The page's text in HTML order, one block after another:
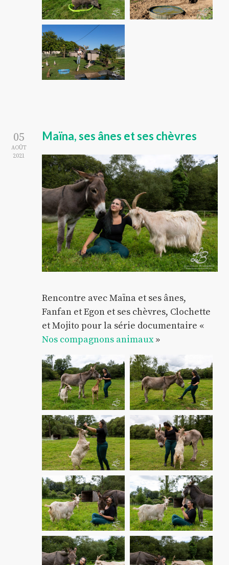
05
AOÛT
2021
Maïna, ses ânes et ses chèvres
Rencontre avec Maïna et ses ânes,
Fanfan et Egon et ses chèvres, Clochette
et Mojito pour la série documentaire «
Nos compagnons animaux»